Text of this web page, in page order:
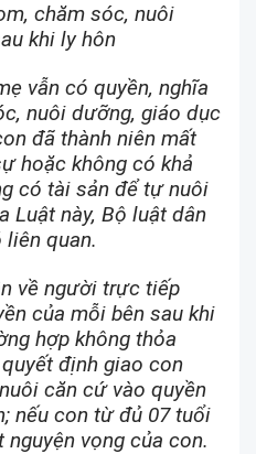
chăm sóc, nuôi
khi ly hôn
vẫn có quyền, nghĩa
nuôi dưỡng, giáo dục
đã thành niên mất
hoặc không có khả
có tài sản để tự nuôi
Luật này, Bộ luật dân
quan.
về người trực tiếp
của mỗi bên sau khi
hợp không thỏa
định giao con
căn cứ vào quyền
nếu con từ đủ 07 tuổi
vọng của con.